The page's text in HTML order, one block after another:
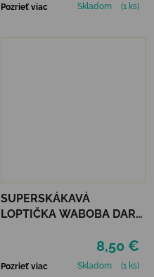
Pozrieť viac Skladom (1 ks)
SUPERSKÁKAVÁ
LOPTIČKA WABOBA DARK
8,50 €
Pozrieť viac Skladom (1 ks)